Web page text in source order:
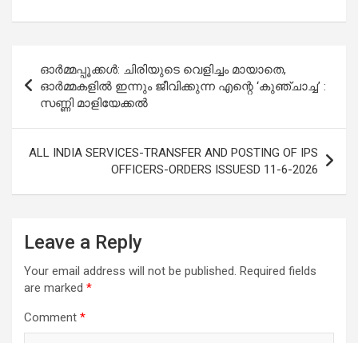
navigation
ഓർമ്മപ്പൂക്കൾ: ചിരിയുടെ വെളിച്ചം മായാതെ,
ഓർമ്മകളിൽ ഇന്നും ജീവിക്കുന്ന എന്റെ ‘കുഞ്ചാച്ച’ :
സണ്ണി മാളിയേക്കൽ
ALL INDIA SERVICES-TRANSFER AND POSTING OF IPS
OFFICERS-ORDERS ISSUESD 11-6-2026
Leave a Reply
Your email address will not be published. Required fields
are marked *
Comment *